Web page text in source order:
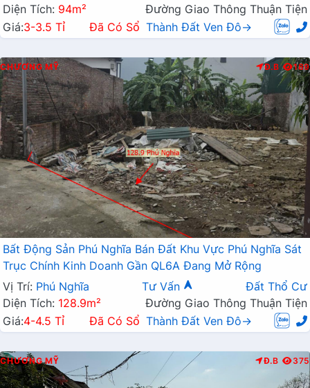
Diện Tích: 94m²
Đường Giao Thông Thuận Tiện
Giá:3-3.5 Tỉ Đã Có Sổ Thành Đất Ven Đô→
CHƯƠNG MỸ Đ.B 189
Bất Động Sản Phú Nghĩa Bán Đất Khu Vực Phú Nghĩa Sát
Trục Chính Kinh Doanh Gần QL6A Đang Mở Rộng
Vị Trí: Phú Nghĩa Tư Vấn
Đất Thổ Cư
Diện Tích: 128.9m²
Đường Giao Thông Thuận Tiện
Giá:4-4.5 Tỉ Đã Có Sổ Thành Đất Ven Đô→
CHƯƠNG MỸ Đ.B 375